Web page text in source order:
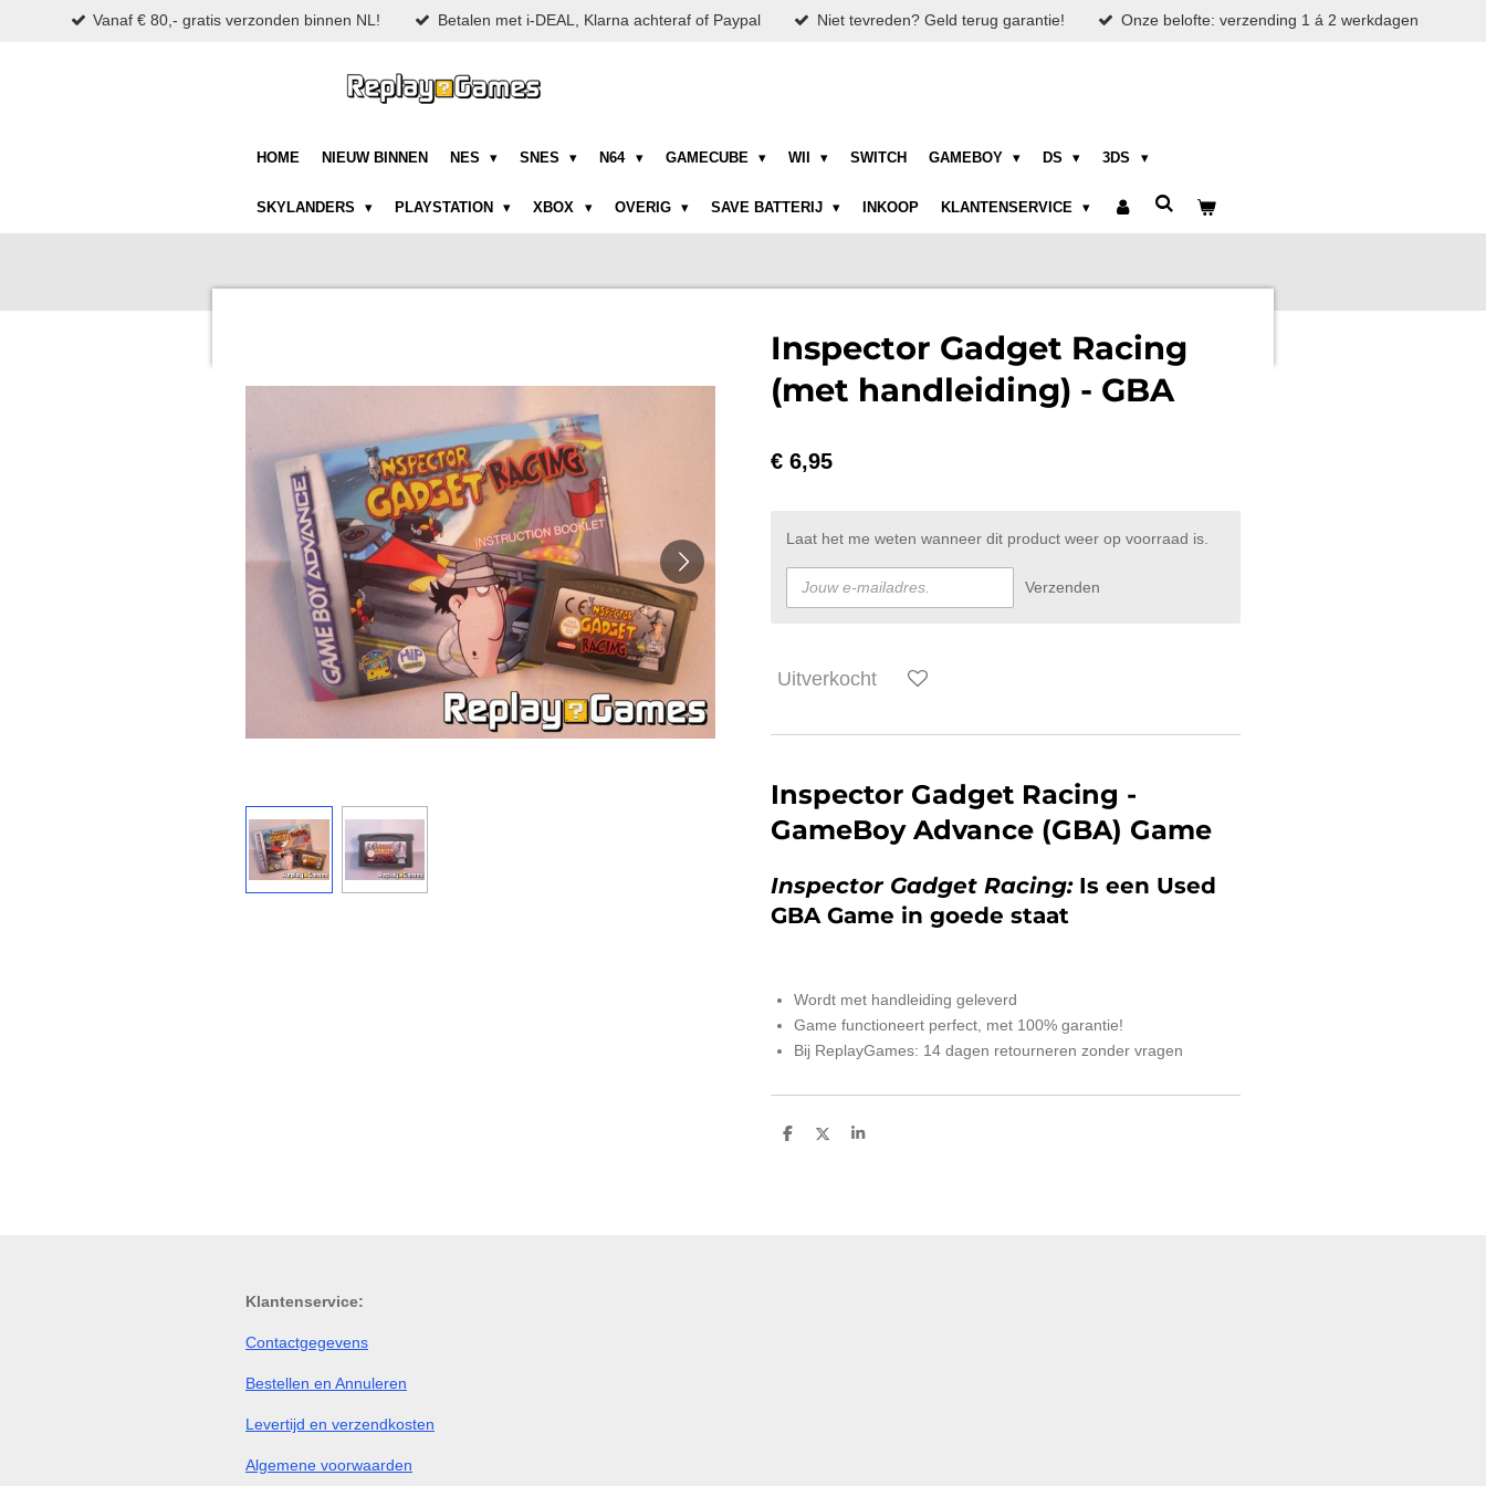
Vanaf € 80,- gratis verzonden binnen NL! Betalen met i-DEAL, Klarna achteraf of Paypal Niet tevreden? Geld terug garantie! Onze belofte: verzending 1 á 2 werkdagen
HOME NIEUW BINNEN NES SNES N64 GAMECUBE WII SWITCH GAMEBOY DS 3DS
SKYLANDERS PLAYSTATION XBOX OVERIG SAVE BATTERIJ INKOOP KLANTENSERVICE
Inspector Gadget Racing
(met handleiding) - GBA
€ 6,95
Laat het me weten wanneer dit product weer op voorraad is.
Verzenden
Uitverkocht
Inspector Gadget Racing -
GameBoy Advance (GBA) Game
Inspector Gadget Racing: Is een Used
GBA Game in goede staat
Wordt met handleiding geleverd
Game functioneert perfect, met 100% garantie!
Bij ReplayGames: 14 dagen retourneren zonder vragen
D
D
S
Klantenservice:
Contactgegevens
Bestellen en Annuleren
Levertijd en verzendkosten
Algemene voorwaarden